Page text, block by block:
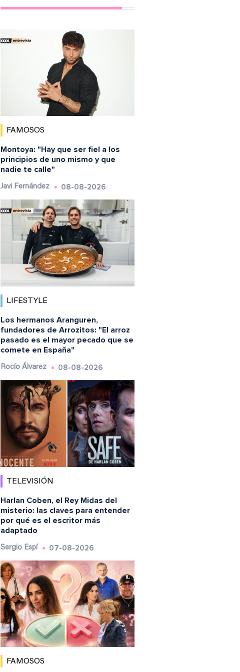
FAMOSOS
Montoya: "Hay que ser fiel a los
principios de uno mismo y que
nadie te calle"
Javi Fernández 08-08-2026
LIFESTYLE
Los hermanos Aranguren,
fundadores de Arrozitos: "El arroz
pasado es el mayor pecado que se
comete en España"
Rocío Álvarez 08-08-2026
TELEVISIÓN
Harlan Coben, el Rey Midas del
misterio: las claves para entender
por qué es el escritor más
adaptado
Sergio Espí 07-08-2026
FAMOSOS